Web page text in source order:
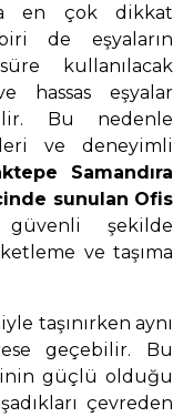
en çok dikkat
de eşyaların
kullanılacak
hassas eşyalar
Bu nedenle
ve deneyimli
Samandıra
sunulan Ofis
şekilde
ve taşıma
taşınırken aynı
geçebilir. Bu
güçlü olduğu
çevreden